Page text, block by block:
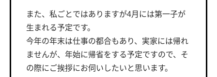
また、私ごとではありますが4月には第一子が
生まれる予定です。
今年の年末は仕事の都合もあり、実家には帰れ
ませんが、年始に帰省をする予定ですので、そ
の際にご挨拶にお伺いしたいと思います。